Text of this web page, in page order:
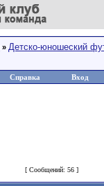
» Детско-юношеский
Справка Вход
[ Сообщений: 56 ]